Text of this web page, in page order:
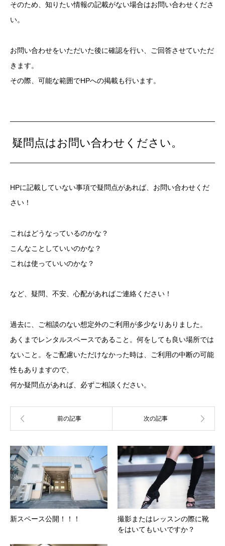
そのため、知りたい情報の記載がない場合はお問い合わせくださ
い。
お問い合わせをいただいた後に確認を行い、ご回答させていただ
きます。
その際、可能な範囲でHPへの掲載も行います。
疑問点はお問い合わせください。
HPに記載していない事項で疑問点があれば、お問い合わせくだ
さい！
これはどうなっているのかな？
こんなことしていいのかな？
これは使っていいのかな？
など、疑問、不安、心配があればご連絡ください！
過去に、ご相談のない想定外のご利用が多少なりありました。
あくまでレンタルスペースであること。何をしても良い場所では
ないこと。をご配慮いただけなかった時は、ご利用の中断の可能
性もありますので、
何か疑問点があれば、必ずご相談ください。
新スペース公開！！！
撮影またはレッスンの際に靴
をはいてもいいですか？